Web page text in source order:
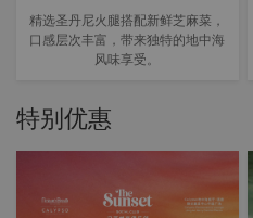
精选圣丹尼火腿搭配新鲜芝麻菜，
口感层次丰富，带来独特的地中海
风味享受。
特别优惠